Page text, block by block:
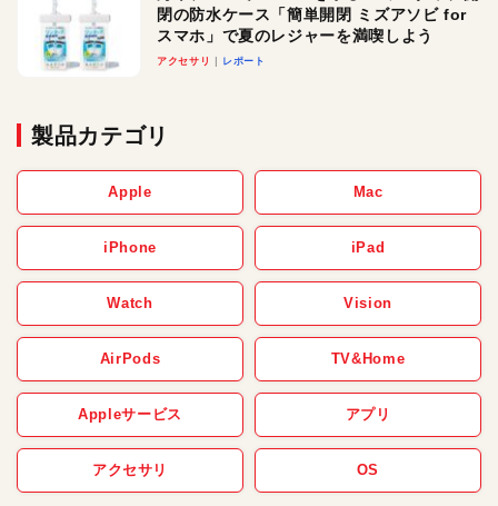
閉の防水ケース「簡単開閉 ミズアソビ for
スマホ」で夏のレジャーを満喫しよう
アクセサリ レポート
製品カテゴリ
Apple Mac
iPhone iPad
Watch Vision
AirPods TV&Home
Appleサービス アプリ
アクセサリ OS